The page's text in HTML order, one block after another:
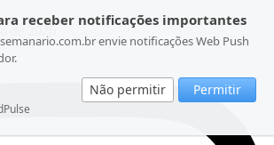
receber notificações importantes
envie notificações Web Push
Não permitir Permitir
de 2026